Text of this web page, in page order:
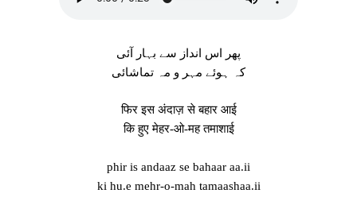
پھر اس انداز سے بہار آئی
کہ ہوئے مہر و مہ تماشائی
फिर इस अंदाज़ से बहार आई
कि हुए मेहर-ओ-मह तमाशाई
phir is andaaz se bahaar aa.ii
ki hu.e mehr-o-mah tamaashaa.ii